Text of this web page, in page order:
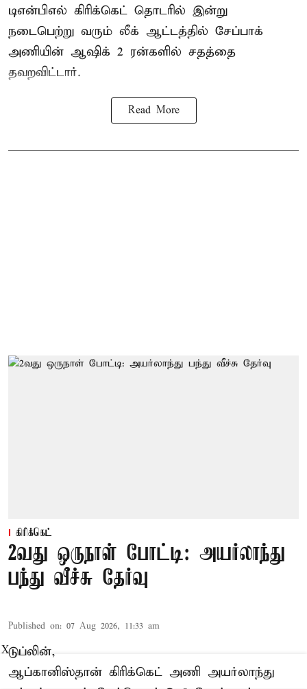
டிஎன்பிஎல் கிரிக்கெட் தொடரில் இன்று
நடைபெற்று வரும் லீக் ஆட்டத்தில் சேப்பாக்
அணியின் ஆஷிக் 2 ரன்களில் சதத்தை
தவறவிட்டார்.
Read More
கிரிக்கெட்
2வது ஒருநாள் போட்டி: அயர்லாந்து
பந்து வீச்சு தேர்வு
Published on: 07 Aug 2026, 11:33 am
டுப்லின்,
ஆப்கானிஸ்தான் கிரிக்கெட் அணி அயர்லாந்து
X